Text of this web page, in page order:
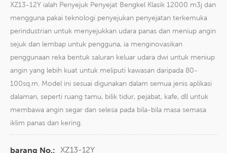
XZ13-12Y ialah Penyejuk Penyejat Bengkel Klasik 12000 m3j dan
mengguna pakai teknologi penyejukan penyejatan terkemuka
perindustrian untuk menyejukkan udara panas dan meniup angin
sejuk dan lembap untuk pengguna, ia menginovasikan
penggunaan reka bentuk saluran keluar udara dwi untuk meniup
angin yang lebih kuat untuk meliputi kawasan daripada 80-
100sq.m. Model ini sesuai digunakan dalam semua jenis aplikasi
dalaman, seperti ruang tamu, bilik tidur, pejabat, kafe, dll untuk
membawa angin segar dan selesa pada bila-bila masa semasa
iklim panas dan kering.
barang No.: XZ13-12Y